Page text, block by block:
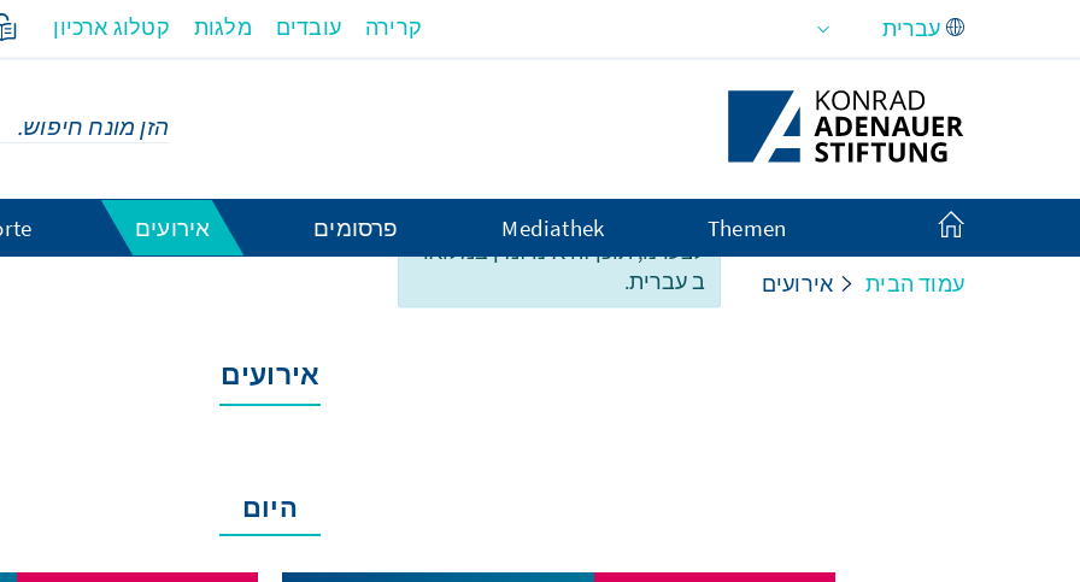
Skip to Main Content
לצערנו, תוכן זה אינו זמין במלואו
ב עברית.
קרירה עובדים מלגות קטלוג ארכיון
Themen
Mediathek פרסומים אירועים
עמוד הבית אירועים
אירועים
היום